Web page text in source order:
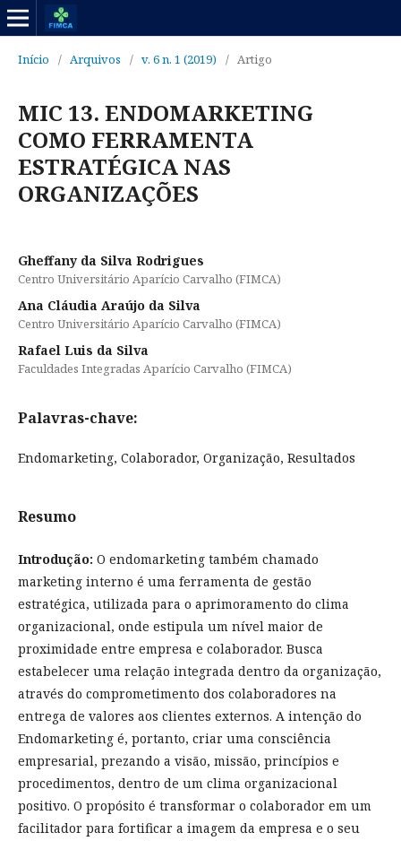
Início / Arquivos / v. 6 n. 1 (2019) / Artigo
MIC 13. ENDOMARKETING
COMO FERRAMENTA
ESTRATÉGICA NAS
ORGANIZAÇÕES
Gheffany da Silva Rodrigues
Centro Universitário Aparício Carvalho (FIMCA)
Ana Cláudia Araújo da Silva
Centro Universitário Aparício Carvalho (FIMCA)
Rafael Luis da Silva
Faculdades Integradas Aparício Carvalho (FIMCA)
Palavras-chave:
Endomarketing, Colaborador, Organização, Resultados
Resumo
Introdução: O endomarketing também chamado
marketing interno é uma ferramenta de gestão
estratégica, utilizada para o aprimoramento do clima
organizacional, onde estipula um nível maior de
proximidade entre empresa e colaborador. Busca
estabelecer uma relação integrada dentro da organização,
através do comprometimento dos colaboradores na
entrega de valores aos clientes externos. A intenção do
Endomarketing é, portanto, criar uma consciência
empresarial, prezando a visão, missão, princípios e
procedimentos, dentro de um clima organizacional
positivo. O propósito é transformar o colaborador em um
facilitador para fortificar a imagem da empresa e o seu